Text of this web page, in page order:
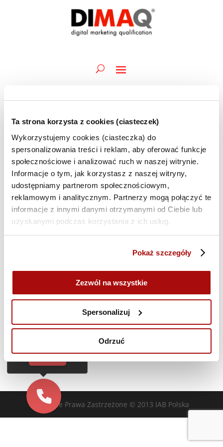
Ta strona korzysta z cookies (ciasteczek)
Wykorzystujemy cookies (ciasteczka) do
spersonalizowania treści i reklam, aby oferować funkcje
społecznościowe i analizować ruch w naszej witrynie.
Informacje o tym, jak korzystasz z naszej witryny,
udostępniamy partnerom społecznościowym,
reklamowym i analitycznym. Partnerzy mogą połączyć te
informacje z innymi danymi otrzymanymi od Ciebie lub
uzyskanymi podczas korzystania z ich usług.
Pokaż szczegóły
Zezwól na wszystkie
Spersonalizuj
Odrzuć
Wydarzenia
for
4
czerwca
2026
po
i
04.06.2026
Wybierz
datę.
Trwające
Akademia DIMAQ Professional | A.Maciorowski
| 01-03 i 08-12.06 | szkolenie ONLINE
1 czerwca @ 09:45-12 czerwca @ 12:30
Poprzedni dzień Następny dzień
Zasubskrybuj kalendarz
Wszelkie Prawa Zastrzeżone © 2013 IAB Polska
Cześć!
do Ciebie za darmo
TAK